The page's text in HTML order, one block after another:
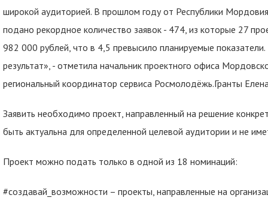
широкой аудиторией. В прошлом году от Республики
подано рекордное количество заявок - 474, из которые 27
982 000 рублей, что в 4,5 превысило планируемые
результат», - отметила начальник проектного офиса
региональный координатор сервиса Росмолодёжь.Гранты
Заявить необходимо проект, направленный на решение
быть актуальна для определенной целевой аудитории и не
Проект можно подать только в одной из 18 номинаций:
#создавай_возможности – проекты, направленные на